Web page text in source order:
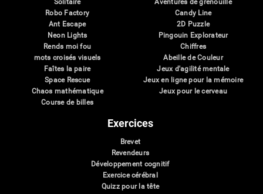
Solitaire
Robo Factory
Ant Escape
Neon Lights
Rends moi fou
mots croisés visuels
Faîtes la paire
Space Rescue
Chaos mathématique
Course de billes
Aventures de grenouille
Candy Line
2D Puzzle
Pingouin Explorateur
Chiffres
Abeille de Couleur
Jeux d'agilité mentale
Jeux en ligne pour la mémoire
Jeux pour le cerveau
Exercices
Brevet
Revendeurs
Développement cognitif
Exercice cérébral
Quizz pour la tête